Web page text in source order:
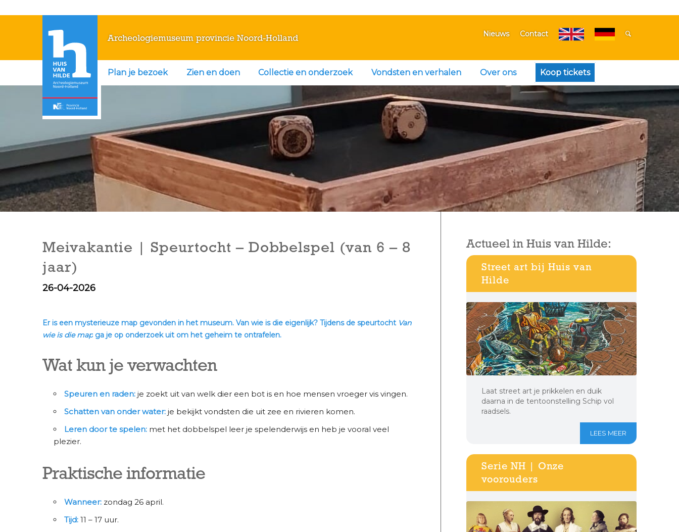
Archeologiemuseum provincie Noord-Holland Nieuws Contact
Plan je bezoek Zien en doen Collectie en onderzoek Vondsten en verhalen Over ons Koop tickets
Meivakantie | Speurtocht – Dobbelspel (van 6 – 8
jaar)
26-04-2026
Er is een mysterieuze map gevonden in het museum. Van wie is die eigenlijk? Tijdens de speurtocht Van
wie is die mapga je op onderzoek uit om het geheim te ontrafelen.
Wat kun je verwachten
Speuren en raden:je zoekt uit van welk dier een bot is en hoe mensen vroeger vis vingen.
Schatten van onder water:je bekijkt vondsten die uit zee en rivieren komen.
Leren door te spelen:met het dobbelspel leer je spelenderwijs en heb je vooral veel
plezier.
Praktische informatie
Wanneer:zondag 26 april.
Tijd:11 – 17 uur.
Actueel in Huis van Hilde:
Street art bij Huis van
Hilde
Laat street art je prikkelen en duik
daarna in de tentoonstelling Schip vol
raadsels.
LEES MEER
Serie NH | Onze
voorouders